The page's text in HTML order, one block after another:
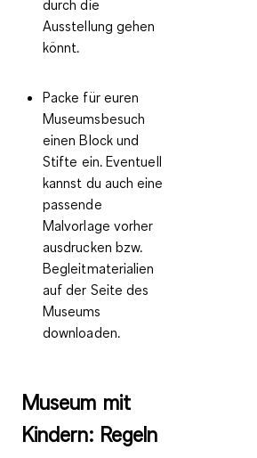
durch die
Ausstellung gehen
könnt.
Packe für euren
Museumsbesuch
einen Block und
Stifte ein. Eventuell
kannst du auch eine
passende
Malvorlage vorher
ausdrucken bzw.
Begleitmaterialien
auf der Seite des
Museums
downloaden.
Museum mit
Kindern: Regeln